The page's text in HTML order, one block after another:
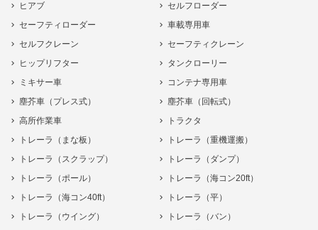
ヒアブ
セルフローダー
セーフティローダー
車載専用車
セルフクレーン
セーフティクレーン
ヒップリフター
タンクローリー
ミキサー車
コンテナ専用車
塵芥車（プレス式）
塵芥車（回転式）
高所作業車
トラクタ
トレーラ（まな板）
トレーラ（重機運搬）
トレーラ（スクラップ）
トレーラ（ダンプ）
トレーラ（ポール）
トレーラ（海コン20ft）
トレーラ（海コン40ft）
トレーラ（平）
トレーラ（ウイング）
トレーラ（バン）